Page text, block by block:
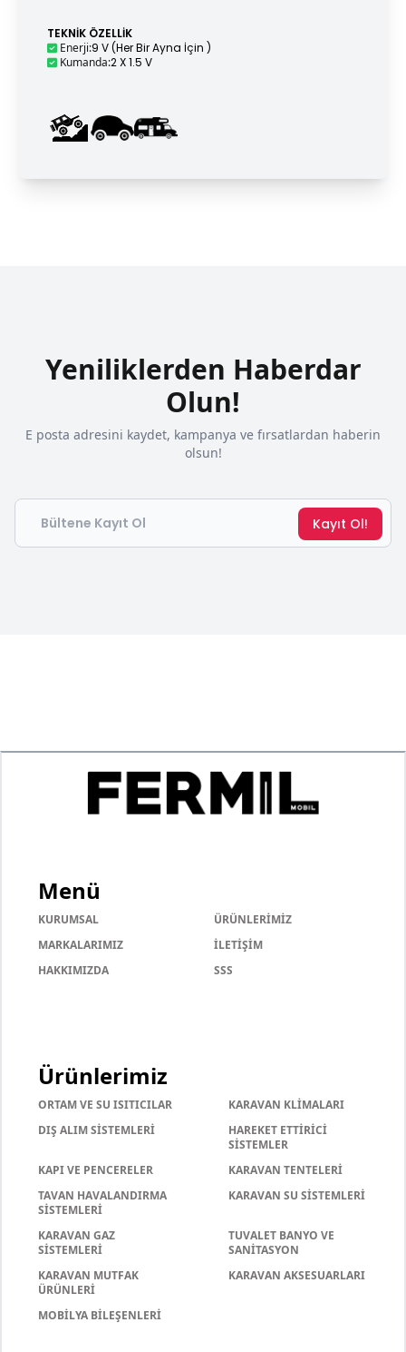
TEKNIK ÖZELLIK
Enerji:9 V (Her Bir Ayna İçin )
Kumanda:2 X 1.5 V
Yeniliklerden Haberdar
Olun!
E posta adresini kaydet, kampanya ve fırsatlardan haberin
olsun!
Email
Kayıt Ol!
Menü
KURUMSAL
ÜRÜNLERİMİZ
MARKALARIMIZ
İLETİŞİM
HAKKIMIZDA
SSS
Ürünlerimiz
ORTAM VE SU ISITICILAR
KARAVAN KLİMALARI
DIŞ ALIM SİSTEMLERİ
HAREKET ETTİRİCİ
SİSTEMLER
KAPI VE PENCERELER
KARAVAN TENTELERİ
TAVAN HAVALANDIRMA
SİSTEMLERİ
KARAVAN SU SİSTEMLERİ
KARAVAN GAZ
SİSTEMLERİ
TUVALET BANYO VE
SANİTASYON
KARAVAN MUTFAK
ÜRÜNLERİ
KARAVAN AKSESUARLARI
MOBİLYA BİLEŞENLERİ